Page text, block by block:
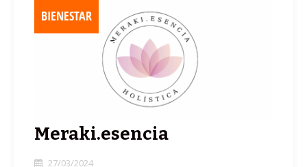
BIENESTAR
Meraki.esencia
27/03/2024